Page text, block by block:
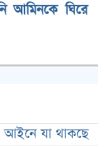
আমিনকে ঘিরে
যা থাকছে